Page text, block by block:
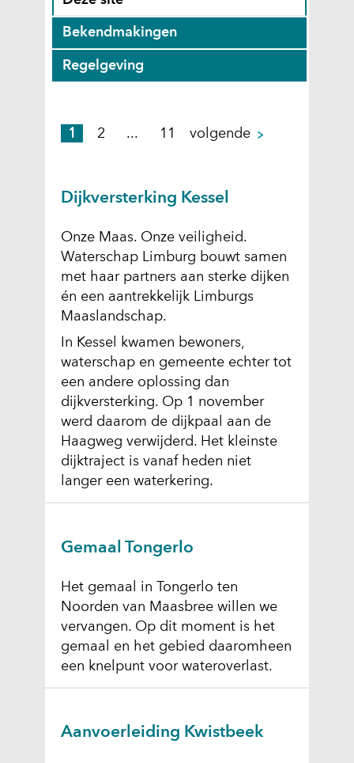
o
e
k
r
a
e
n
i
n
g
e
s
e
c
e
d
)
Z
o
e
l
a
t
n
i
Bekendmakingen
Z
o
k
r
u
t
a
t
e
n
n
Regelgeving
1 2 ... 11 volgendep
Dijkversterking Kessel
Onze Maas. Onze veiligheid.
Waterschap Limburg bouwt samen
met haar partners aan sterke dijken
én een aantrekkelijk Limburgs
Maaslandschap.
In Kessel kwamen bewoners,
waterschap en gemeente echter tot
een andere oplossing dan
dijkversterking. Op 1 november
werd daarom de dijkpaal aan de
Haagweg verwijderd. Het kleinste
dijktraject is vanaf heden niet
langer een waterkering.
Gemaal Tongerlo
Het gemaal in Tongerlo ten
Noorden van Maasbree willen we
vervangen. Op dit moment is het
gemaal en het gebied daaromheen
een knelpunt voor wateroverlast.
Aanvoerleiding Kwistbeek